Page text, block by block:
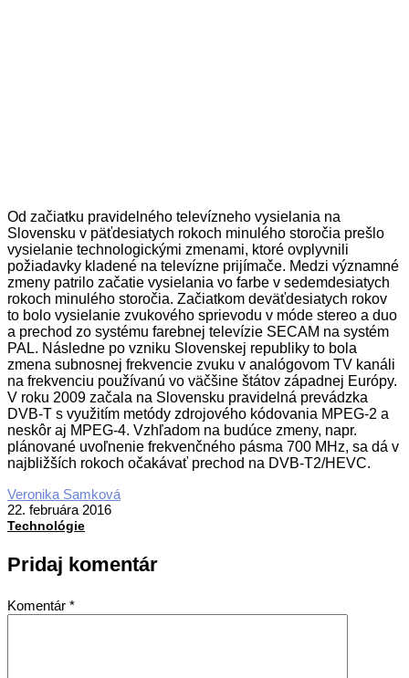
Od začiatku pravidelného televízneho vysielania na
Slovensku v päťdesiatych rokoch minulého storočia prešlo
vysielanie technologickými zmenami, ktoré ovplyvnili
požiadavky kladené na televízne prijímače. Medzi významné
zmeny patrilo začatie vysielania vo farbe v sedemdesiatych
rokoch minulého storočia. Začiatkom deväťdesiatych rokov
to bolo vysielanie zvukového sprievodu v móde stereo a duo
a prechod zo systému farebnej televízie SECAM na systém
PAL. Následne po vzniku Slovenskej republiky to bola
zmena subnosnej frekvencie zvuku v analógovom TV kanáli
na frekvenciu používanú vo väčšine štátov západnej Európy.
V roku 2009 začala na Slovensku pravidelná prevádzka
DVB-T s využitím metódy zdrojového kódovania MPEG-2 a
neskôr aj MPEG-4. Vzhľadom na budúce zmeny, napr.
plánované uvoľnenie frekvenčného pásma 700 MHz, sa dá v
najbližších rokoch očakávať prechod na DVB-T2/HEVC.
2016-
02-
22
Veronika Samková
22. februára 2016
Technológie
Pridaj komentár
Komentár *